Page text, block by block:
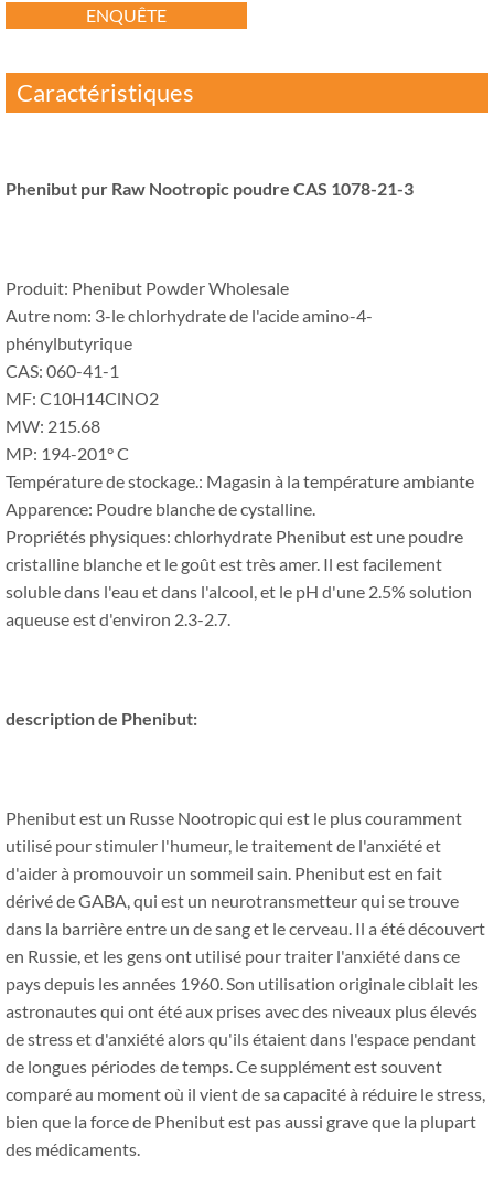
ENQUÊTE
Caractéristiques
Phenibut pur Raw Nootropic poudre CAS 1078-21-3
Produit: Phenibut Powder Wholesale
Autre nom: 3-le chlorhydrate de l'acide amino-4-
phénylbutyrique
CAS: 060-41-1
MF: C10H14ClNO2
MW: 215.68
MP: 194-201° C
Température de stockage.: Magasin à la température ambiante
Apparence: Poudre blanche de cystalline.
Propriétés physiques: chlorhydrate Phenibut est une poudre
cristalline blanche et le goût est très amer. Il est facilement
soluble dans l'eau et dans l'alcool, et le pH d'une 2.5% solution
aqueuse est d'environ 2.3-2.7.
description de Phenibut:
Phenibut est un Russe Nootropic qui est le plus couramment
utilisé pour stimuler l'humeur, le traitement de l'anxiété et
d'aider à promouvoir un sommeil sain. Phenibut est en fait
dérivé de GABA, qui est un neurotransmetteur qui se trouve
dans la barrière entre un de sang et le cerveau. Il a été découvert
en Russie, et les gens ont utilisé pour traiter l'anxiété dans ce
pays depuis les années 1960. Son utilisation originale ciblait les
astronautes qui ont été aux prises avec des niveaux plus élevés
de stress et d'anxiété alors qu'ils étaient dans l'espace pendant
de longues périodes de temps. Ce supplément est souvent
comparé au moment où il vient de sa capacité à réduire le stress,
bien que la force de Phenibut est pas aussi grave que la plupart
des médicaments.